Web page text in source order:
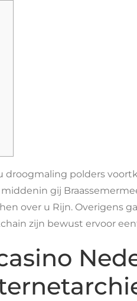
droogmaling polders
gij
over u Rijn. Overigens
zijn bewust ervoor